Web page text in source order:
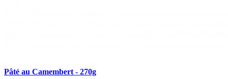
Pâté au Camembert - 270g